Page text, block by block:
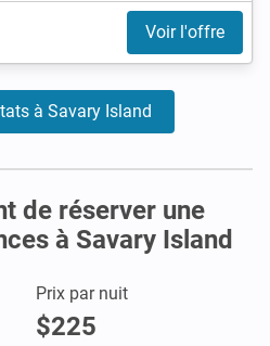
Voir l'offre
à Savary Island
de réserver une
à Savary Island
Prix par nuit
$225